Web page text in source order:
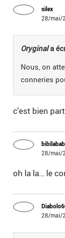
silex
28/mai/
Oryginala
Nous, on
conneries
c'est bien
28/mai/
oh la la… le
28/mai/